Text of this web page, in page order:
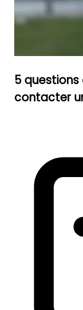
5
contacter